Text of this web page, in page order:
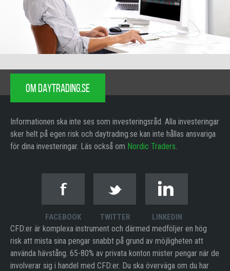
OM DAYTRADING.SE
Informationen ska inte ses som investeringsråd. Alla investeringar
sker helt på egen risk och daytrading.se kan inte hållas ansvariga
för dina investeringar. Läs också om Nordic Traders
FACEBOOK TWITTER LINKEDIN
CFD:er är komplexa instrument och därmed medföljer en hög
risk att mista sina pengar snabbt på grund av möjligheten att
använda hävstång. 65-80% av privata konton mister pengar när de
involverar sig i handel med CFD:er. Du ska överväga om du har